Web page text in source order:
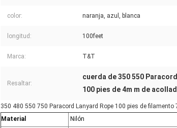
color: naranja, azul, blanca
longitud: 100feet
Marca: T&T
Resaltar:
cuerda de 350 550 Paracord
100 pies de 4m m de
350 480 550 750 Paracord Lanyard Rope 100 pies de filamento
Material
Nilón